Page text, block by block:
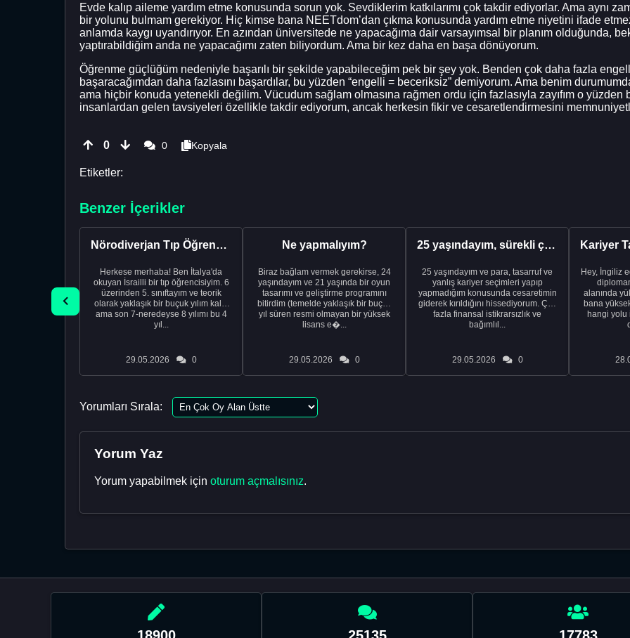
Evde kalıp aileme yardım etme konusunda sorun yok. Sevdiklerim katkılarımı çok takdir ediyorlar. Ama aynı
bir yolunu bulmam gerekiyor. Hiç kimse bana NEETdom’dan çıkma konusunda yardım etme niyetini ifade
anlamda kaygı uyandırıyor. En azından üniversitede ne yapacağıma dair varsayımsal bir planım olduğunda,
yaptırabildiğim anda ne yapacağımı zaten biliyordum. Ama bir kez daha en başa dönüyorum.
Öğrenme güçlüğüm nedeniyle başarılı bir şekilde yapabileceğim pek bir şey yok. Benden çok daha fazla
başaracağımdan daha fazlasını başardılar, bu yüzden “engelli = beceriksiz” demiyorum. Ama benim
ama hiçbir konuda yetenekli değilim. Vücudum sağlam olmasına rağmen ordu için fazlasıyla zayıfım o yüzden
insanlardan gelen tavsiyeleri özellikle takdir ediyorum, ancak herkesin fikir ve cesaretlendirmesini
0 0 Kopyala
Etiketler:
Benzer İçerikler
Nörodiverjan Tıp Öğrencisi Yeni Bir Yol Arıyor
Herkese merhaba! Ben İtalya'da
okuyan İsrailli bir tıp öğrencisiyim. 6
üzerinden 5. sınıftayım ve teorik
olarak yaklaşık bir buçuk yılım kaldı
ama son 7-neredeyse 8 yılımı bu 4
yıl...
29.05.2026 0
Ne yapmalıyım?
Biraz bağlam vermek gerekirse, 24
yaşındayım ve 21 yaşında bir oyun
tasarımı ve geliştirme programını
bitirdim (temelde yaklaşık bir buçuk
yıl süren resmi olmayan bir yüksek
lisans e�...
29.05.2026 0
25 yaşındayım, sürekli çalışıyorum ve hâlâ maddi a...
25 yaşındayım ve para, tasarruf ve
yanlış kariyer seçimleri yapıp
yapmadığım konusunda cesaretimin
giderek kırıldığını hissediyorum. Çok
fazla finansal istikrarsızlık ve
bağımlıl...
29.05.2026 0
Hey, İngiliz
alanında
bana
hangi yolu
Yorumları Sırala:
Yorum Yaz
Yorum yapabilmek için oturum açmalısınız.
18900 25135 17783